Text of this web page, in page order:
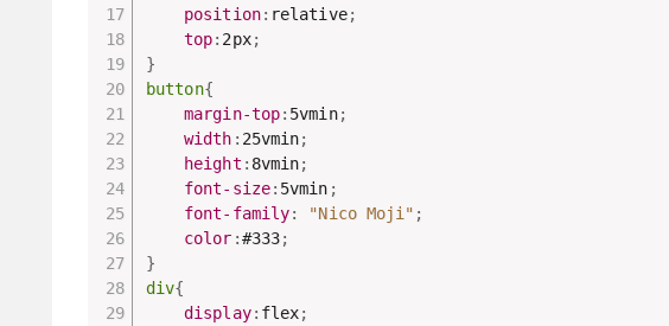
position: relative;
top: 2px;
}
button{
margin-top: 5vmin;
width : 25vmin;
height : 8vmin;
font-size: 5vmin ;
font-family: "Nico Moji" ;
color :#333;
}
div{
display: flex;